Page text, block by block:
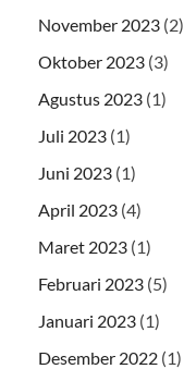
November 2023 (2)
Oktober 2023 (3)
Agustus 2023 (1)
Juli 2023 (1)
Juni 2023 (1)
April 2023 (4)
Maret 2023 (1)
Februari 2023 (5)
Januari 2023 (1)
Desember 2022 (1)